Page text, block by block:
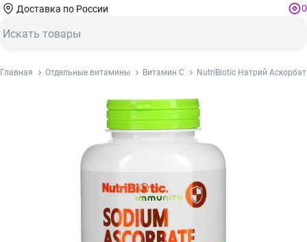
Доставка по России 0
Главная Отдельные витамины Витамин С NutriBiotic Натрий